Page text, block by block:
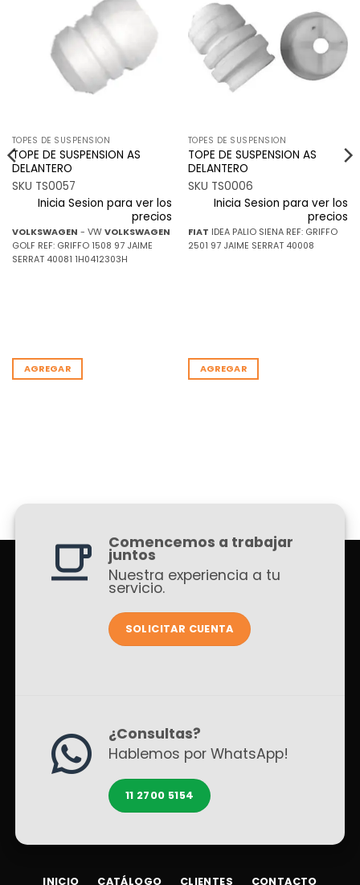
Añadir
lista de
deseos
TOPES DE SUSPENSION
TOPE DE SUSPENSION AS
DELANTERO
SKU TS0057
Inicia Sesion para ver los
precios
VOLKSWAGEN - VW VOLKSWAGEN
GOLF REF: GRIFFO 1508 97 JAIME
SERRAT 40081 1H0412303H
AGREGAR
a la
lista de
deseos
TOPES DE SUSPENSION
TOPE DE SUSPENSION AS
DELANTERO
SKU TS0006
Inicia Sesion para ver los
precios
FIAT IDEA PALIO SIENA REF: GRIFFO
2501 97 JAIME SERRAT 40008
AGREGAR
Comencemos a trabajar
juntos
Nuestra experiencia a tu
servicio.
SOLICITAR CUENTA
¿Consultas?
Hablemos por WhatsApp!
11 2700 5154
INICIO CATÁLOGO CLIENTES CONTACTO